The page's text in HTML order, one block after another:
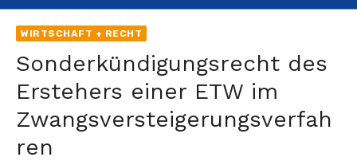
WIRTSCHAFT + RECHT
Sonderkündigungsrecht des
Erstehers einer ETW im
Zwangsversteigerungsverfah
ren